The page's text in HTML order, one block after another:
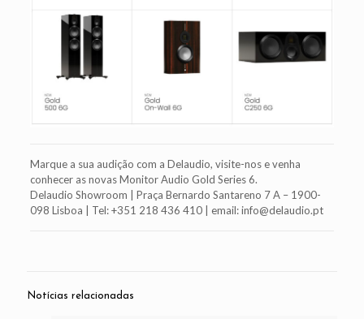
Marque a sua audição com a Delaudio, visite-nos e venha
conhecer as novas Monitor Audio Gold Series 6.
Delaudio Showroom | Praça Bernardo Santareno 7 A – 1900-
098 Lisboa | Tel: +351 218 436 410 | email: info@delaudio.pt
Notícias relacionadas